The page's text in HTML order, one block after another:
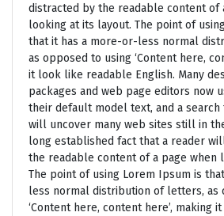
distracted by the readable content of
looking at its layout. The point of
that it has a more-or-less normal
as opposed to using ‘Content here,
it look like readable English. Many
packages and web page editors now
their default model text, and a search
will uncover many web sites still in
long established fact that a reader
the readable content of a page when
The point of using Lorem Ipsum is
less normal distribution of letters, as
‘Content here, content here’, making